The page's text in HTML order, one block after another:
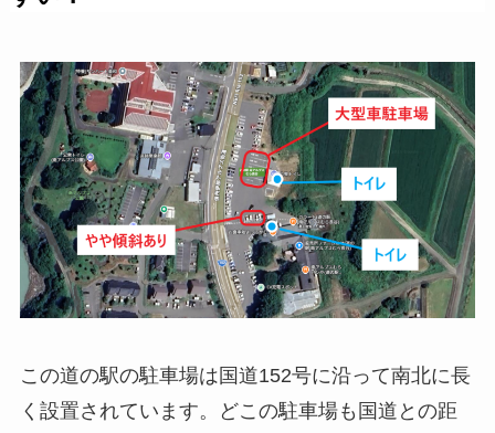
この道の駅の駐車場は国道152号に沿って南北に長
く設置されています。どこの駐車場も国道との距